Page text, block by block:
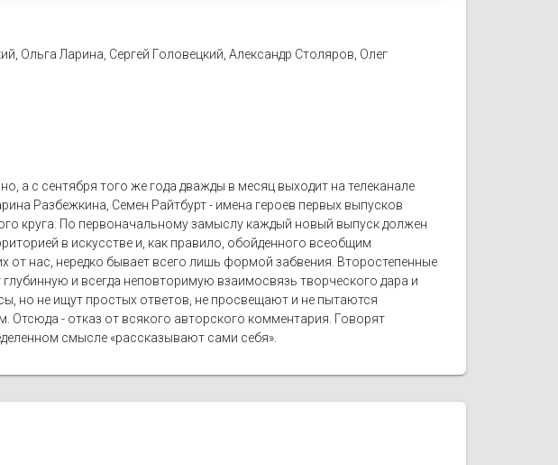
Ольга Ларина, Сергей Головецкий, Александр Столяров, Олег
а с сентября того же года дважды в месяц выходит на телеканале
Разбежкина, Семен Райтбурт - имена героев первых выпусков
круга. По первоначальному замыслу каждый новый выпуск должен
в искусстве и, как правило, обойденного всеобщим
нас, нередко бывает всего лишь формой забвения. Второстепенные
и всегда неповторимую взаимосвязь творческого дара и
но не ищут простых ответов, не просвещают и не пытаются
Отсюда - отказ от всякого авторского комментария. Говорят
смысле «рассказывают сами себя».